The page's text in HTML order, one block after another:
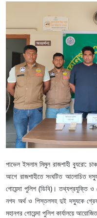
পাভেল ইসলাম মিমুল রাজশাহী ব্যুরো:
আগে রাজশাহীতে সংঘটিত আলোচিত
গোয়েন্দা পুলিশ (ডিবি)। তথ্যপ্রযুক্তি ও
নগদ অর্থ ও পিস্তলসহ দুই দস্যুকে
মহানগর গোয়েন্দা পুলিশ কার্যালয়ে